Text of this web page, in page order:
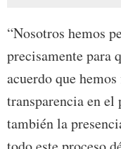
“Nosotros hemos
precisamente para
acuerdo que
transparencia en el
también la